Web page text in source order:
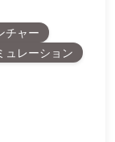
チャー
ュレーション